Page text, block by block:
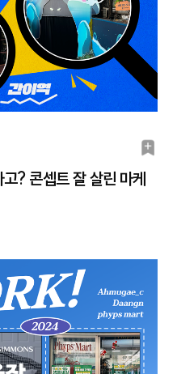
북
마
? 콘셉트 잘 살린 마케